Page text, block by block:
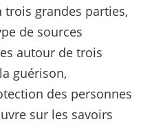
trois grandes parties,
de sources
autour de trois
guérison,
des personnes
sur les savoirs